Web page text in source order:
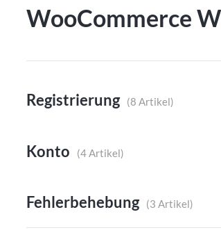
WooCommerce
Registrierung 8 Artikel
Konto 4 Artikel
Fehlerbehebung 3 Artikel